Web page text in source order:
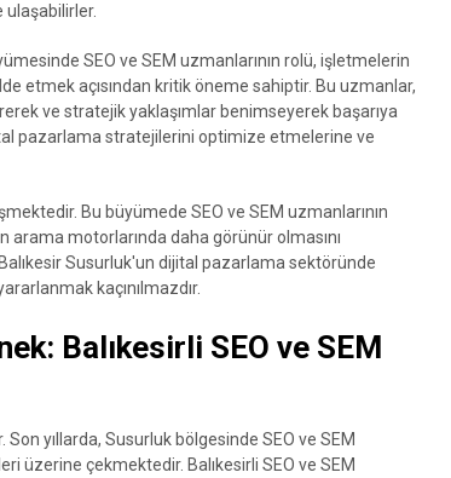
ulaşabilirler.
SEO ve SEM uzmanlarının rolü, işletmelerin
etmek açısından kritik öneme sahiptir. Bu uzmanlar,
ve stratejik yaklaşımlar benimseyerek başarıya
pazarlama stratejilerini optimize etmelerine ve
Bu büyümede SEO ve SEM uzmanlarının
motorlarında daha görünür olmasını
Susurluk'un dijital pazarlama sektöründe
kaçınılmazdır.
Balıkesirli SEO ve SEM
yıllarda, Susurluk bölgesinde SEO ve SEM
üzerine çekmektedir. Balıkesirli SEO ve SEM